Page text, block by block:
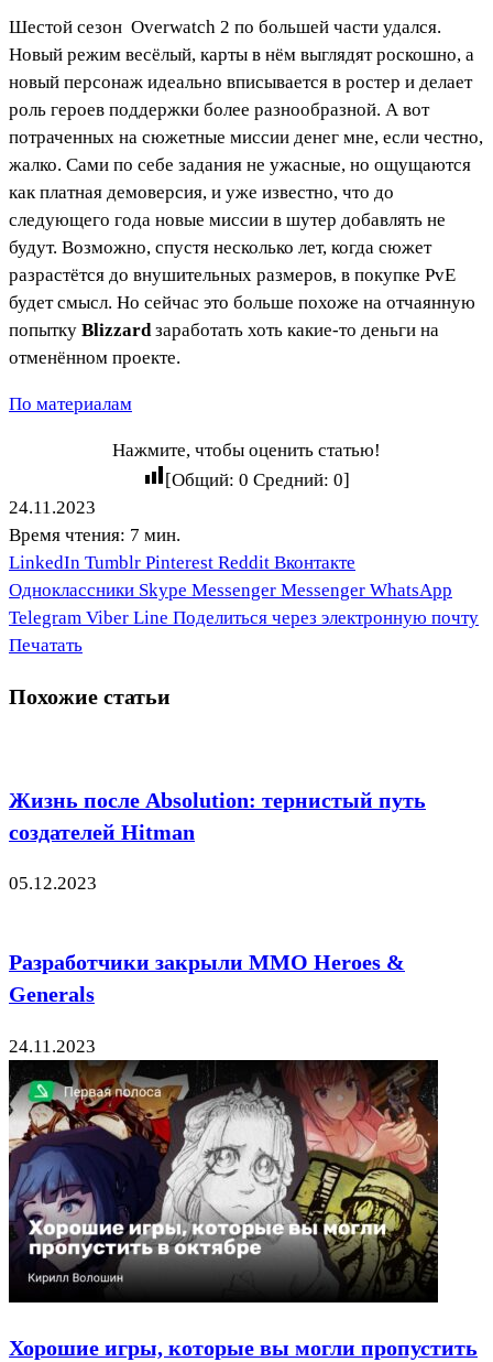
Шестой сезон Overwatch 2 по большей части удался.
Новый режим весёлый, карты в нём выглядят роскошно, а
новый персонаж идеально вписывается в ростер и делает
роль героев поддержки более разнообразной. А вот
потраченных на сюжетные миссии денег мне, если честно,
жалко. Сами по себе задания не ужасные, но ощущаются
как платная демоверсия, и уже известно, что до
следующего года новые миссии в шутер добавлять не
будут. Возможно, спустя несколько лет, когда сюжет
разрастётся до внушительных размеров, в покупке PvE
будет смысл. Но сейчас это больше похоже на отчаянную
попытку Blizzardзаработать хоть какие-то деньги на
отменённом проекте.
По материалам
Нажмите, чтобы оценить статью!
[Общий: 0 Средний: 0]
24.11.2023
Время чтения: 7 мин.
LinkedIn Tumblr Pinterest Reddit Вконтакте
Одноклассники Skype Messenger Messenger WhatsApp
Telegram Viber Line Поделиться через электронную почту
Печатать
Похожие статьи
Жизнь после Absolution: тернистый путь
создателей Hitman
05.12.2023
Разработчики закрыли ММО Heroes &
Generals
24.11.2023
Хорошие игры, которые вы могли пропустить